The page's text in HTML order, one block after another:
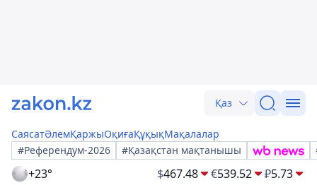
Қаз
СаясатӘлемҚаржыОқиғаҚұқықМақалалар
#Референдум-2026
#Қазақстан мақтанышы
+23° $467.48 €539.52 ₽5.73